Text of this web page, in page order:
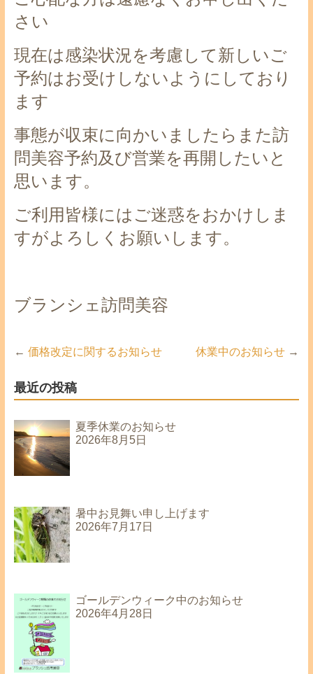
さい
現在は感染状況を考慮して新しいご
予約はお受けしないようにしており
ます
事態が収束に向かいましたらまた訪
問美容予約及び営業を再開したいと
思います。
ご利用皆様にはご迷惑をおかけしま
すがよろしくお願いします。
ブランシェ訪問美容
← 価格改定に関するお知らせ 休業中のお知らせ →
最近の投稿
夏季休業のお知らせ
2026年8月5日
暑中お見舞い申し上げます
2026年7月17日
ゴールデンウィーク中のお知らせ
2026年4月28日